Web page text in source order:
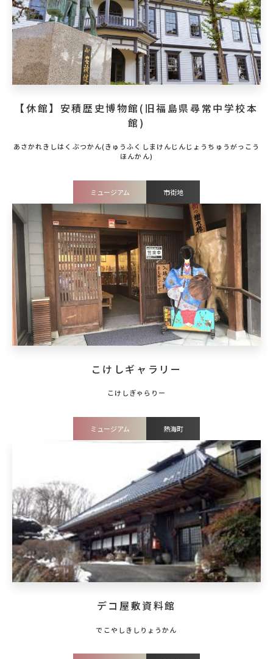
【休館】安積歴史博物館(旧福島県尋常中学校本
館)
ミュージアム 市街地
こけしギャラリー
ミュージアム 熱海町
デコ屋敷資料館